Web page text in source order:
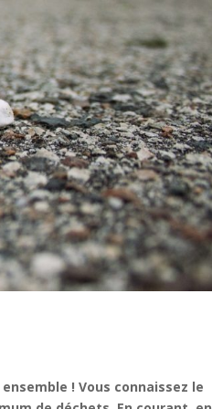
ensemble !Vous connaissez le